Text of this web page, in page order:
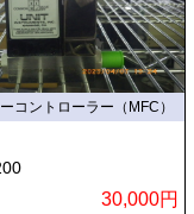
コントローラー（MFC）
30,000円